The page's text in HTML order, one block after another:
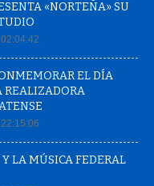
«NORTEÑA» SU
EL DÍA
REALIZADORA
LA MÚSICA FEDERAL